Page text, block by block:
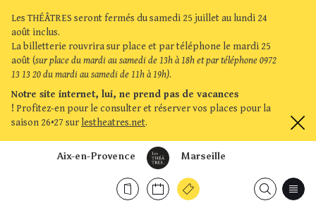
Les THÉÂTRES seront fermés du samedi 25 juillet au lundi 24
août inclus.
La billetterie rouvrira sur place et par téléphone le mardi 25
août (sur place du mardi au samedi de 13h à 18h et par téléphone 0972
13 13 20 du mardi au samedi de 11h à 19h).
Notre site internet, lui, ne prend pas de vacances
! Profitez-en pour le consulter et réserver vos places pour la
saison 26•27 sur lestheatres.net.
Marseille
Aix-en-Provence